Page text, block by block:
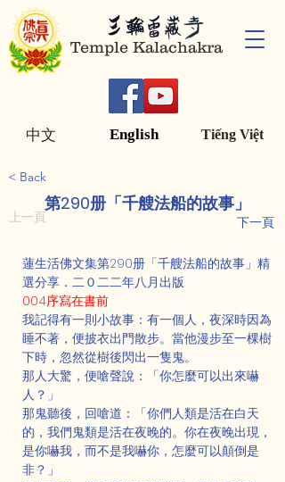
Temple Kalachakra
English Tiếng Việt
中文
< Back
第290册「千艘法船的故事」
上一頁 下一頁
蓮生活佛文集第290册「千艘法船的故事」精
選分享．二０二二年八月出版
004序寫在書前
我記得有一則小故事：有一個人，夜深時因為
睡不著，便披衣出門散步。當他漫步至一棵樹
下時，忽然從樹後閃出一隻鬼。
那人大驚，便嗆聲說：「你怎麼可以出來嚇
人？」
那鬼聽後，回嗆道：「你們人類是活在白天
的，我們鬼類是活在夜晚的。你在夜晚出現，
是你嚇我，而不是我嚇你，怎麼可以顛倒是
非？」